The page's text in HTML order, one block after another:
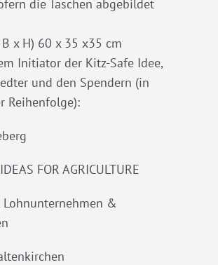
die Taschen abgebildet
B x H) 60 x 35 x35 cm
Initiator der Kitz-Safe Idee,
und den Spendern (in
Reihenfolge):
FOR AGRICULTURE
Lohnunternehmen &